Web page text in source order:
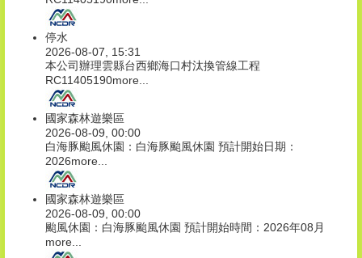
停水
2026-08-07, 15:31
本公司辦理雲縣台西鄉海口村汰換管線工程
RC11405190more...
國家森林遊樂區
2026-08-09, 00:00
白海豚颱風休園：白海豚颱風休園 預計開始日期：
2026more...
國家森林遊樂區
2026-08-09, 00:00
颱風休園：白海豚颱風休園 預計開始時間：2026年08月
more...